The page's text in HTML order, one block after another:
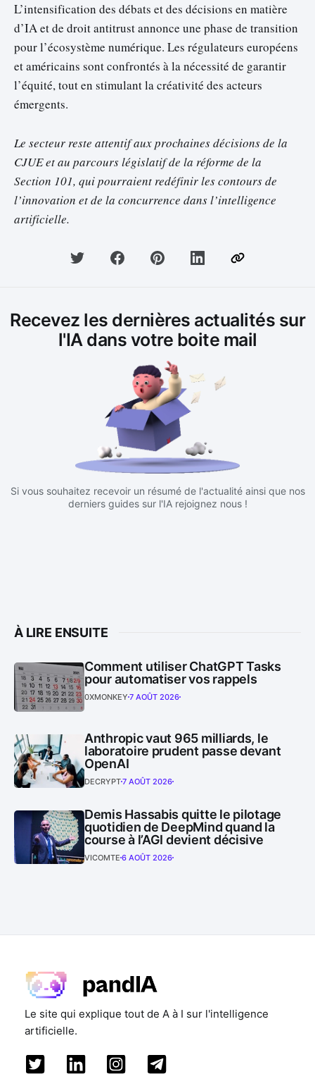
L’intensification des débats et des décisions en matière
d’IA et de droit antitrust annonce une phase de transition
pour l’écosystème numérique. Les régulateurs européens
et américains sont confrontés à la nécessité de garantir
l’équité, tout en stimulant la créativité des acteurs
émergents.
Le secteur reste attentif aux prochaines décisions de la
CJUE et au parcours législatif de la réforme de la
Section 101, qui pourraient redéfinir les contours de
l’innovation et de la concurrence dans l’intelligence
artificielle.
Recevez les dernières actualités sur
l'IA dans votre boite mail
Si vous souhaitez recevoir un résumé de l'actualité ainsi que nos
derniers guides sur l'IA rejoignez nous !
À LIRE ENSUITE
Comment utiliser ChatGPT Tasks
pour automatiser vos rappels
0XMONKEY 7 AOÛT 2026
Anthropic vaut 965 milliards, le
laboratoire prudent passe devant
OpenAI
DECRYPT7 AOÛT 2026
Demis Hassabis quitte le pilotage
quotidien de DeepMind quand la
course à l’AGI devient décisive
VICOMTE 6 AOÛT 2026
Le site qui explique tout de A à I sur l'intelligence
artificielle.